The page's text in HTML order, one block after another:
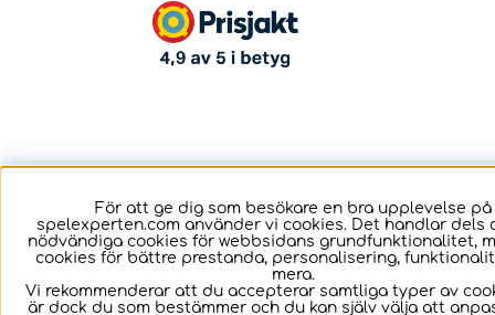
För att ge dig som besökare en bra upplevelse på
spelexperten.com använder vi cookies. Det handlar dels
nödvändiga cookies för webbsidans grundfunktionalitet,
cookies för bättre prestanda, personalisering,
mera.
Vi rekommenderar att du accepterar samtliga typer av
är dock du som bestämmer och du kan själv välja att